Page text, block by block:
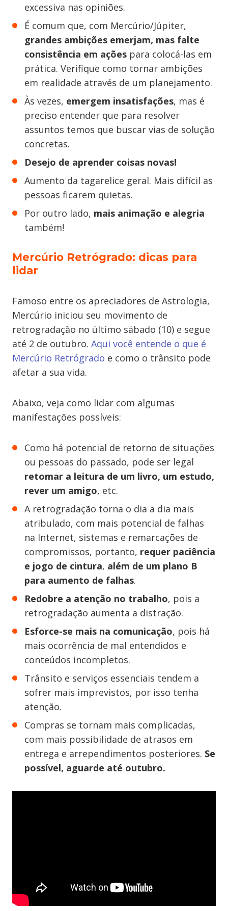
excessiva nas opiniões.
É comum que, com Mercúrio/Júpiter,
grandes ambições emerjam, mas falte
consistência em ações para colocá-las em
prática. Verifique como tornar ambições
em realidade através de um planejamento.
Às vezes, emergem insatisfações, mas é
preciso entender que para resolver
assuntos temos que buscar vias de solução
concretas.
Desejo de aprender coisas novas!
Aumento da tagarelice geral. Mais difícil as
pessoas ficarem quietas.
Por outro lado, mais animação e alegria
também!
Mercúrio Retrógrado: dicas para
lidar
Famoso entre os apreciadores de Astrologia,
Mercúrio iniciou seu movimento de
retrogradação no último sábado (10) e segue
até 2 de outubro. Aqui você entende o que é
Mercúrio Retrógrado e como o trânsito pode
afetar a sua vida.
Abaixo, veja como lidar com algumas
manifestações possíveis:
Como há potencial de retorno de situações
ou pessoas do passado, pode ser legal
retomar a leitura de um livro, um estudo,
rever um amigo, etc.
A retrogradação torna o dia a dia mais
atribulado, com mais potencial de falhas
na Internet, sistemas e remarcações de
compromissos, portanto, requer paciência
e jogo de cintura, além de um plano B
para aumento de falhas.
Redobre a atenção no trabalho, pois a
retrogradação aumenta a distração.
Esforce-se mais na comunicação, pois há
mais ocorrência de mal entendidos e
conteúdos incompletos.
Trânsito e serviços essenciais tendem a
sofrer mais imprevistos, por isso tenha
atenção.
Compras se tornam mais complicadas,
com mais possibilidade de atrasos em
entrega e arrependimentos posteriores. Se
possível, aguarde até outubro.